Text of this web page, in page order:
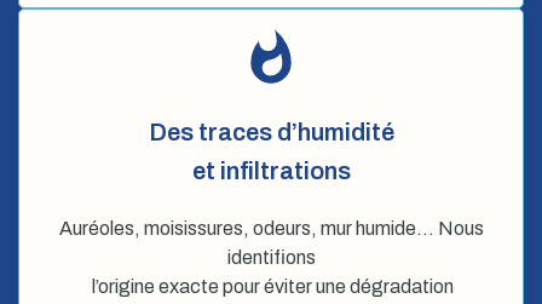
Des traces d’humidité
et infiltrations
Auréoles, moisissures, odeurs, mur humide… Nous
identifions
l’origine exacte pour éviter une dégradation